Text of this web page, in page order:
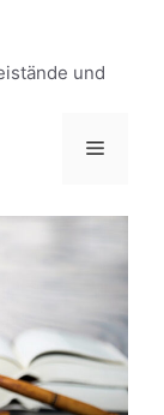
und
Menü